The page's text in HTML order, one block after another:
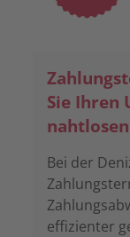
Sie Ihren
Bei der
effizienter